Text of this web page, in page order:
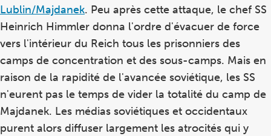
Lublin/Majdanek. Peu après cette attaque, le chef SS
Heinrich Himmler donna l'ordre d'évacuer de force
vers l'intérieur du Reich tous les prisonniers des
camps de concentration et des sous-camps. Mais en
raison de la rapidité de l'avancée soviétique, les SS
n'eurent pas le temps de vider la totalité du camp de
Majdanek. Les médias soviétiques et occidentaux
purent alors diffuser largement les atrocités qui y